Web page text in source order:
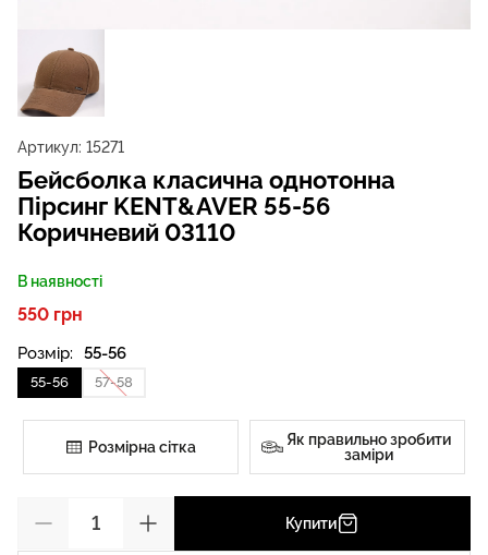
Артикул: 15271
Бейсболка класична однотонна
Пірсинг KENT&AVER 55-56
Коричневий 03110
В наявності
550 грн
Розмір: 55-56
55-56 57-58
Розмірна сітка
Як правильно зробити
заміри
Купити